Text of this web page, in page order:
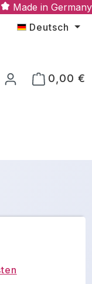
Made in Germany
Deutsch
0,00 €